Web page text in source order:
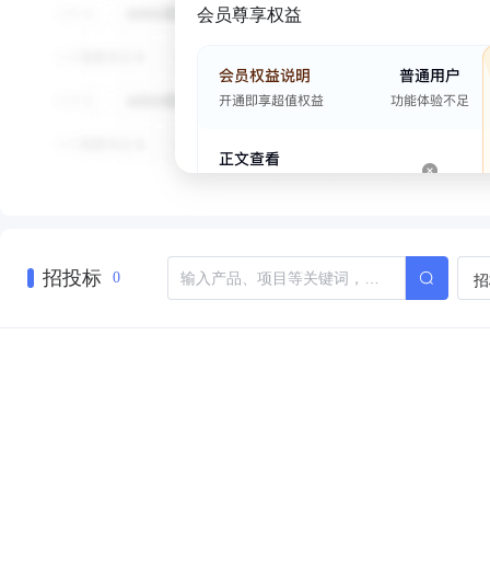
会员尊享权益
招投标 0